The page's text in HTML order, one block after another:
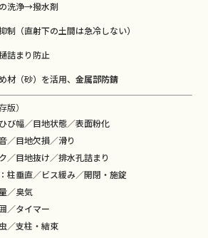
洗浄→撥水剤
制（直射下の土間は急冷しない）
詰まり防止
材（砂）を活用、金属部防錆
版）
び幅／目地状態／表面粉化
／目地欠損／滑り
／目地抜け／排水孔詰まり
：柱垂直／ビス緩み／開閉・施錠
／臭気
／タイマー
／支柱・結束